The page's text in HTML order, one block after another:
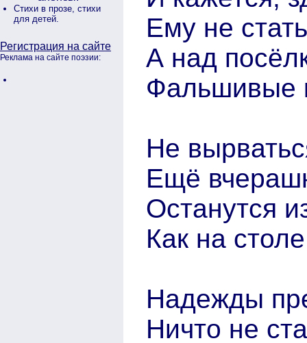
Стихи в прозе, стихи
для детей.
Регистрация на сайте
Реклама на сайте поэзии:
Ему не
А над
Фальшивые
Не
Ещё
Останутся
Как на
Надежды
Ничто не